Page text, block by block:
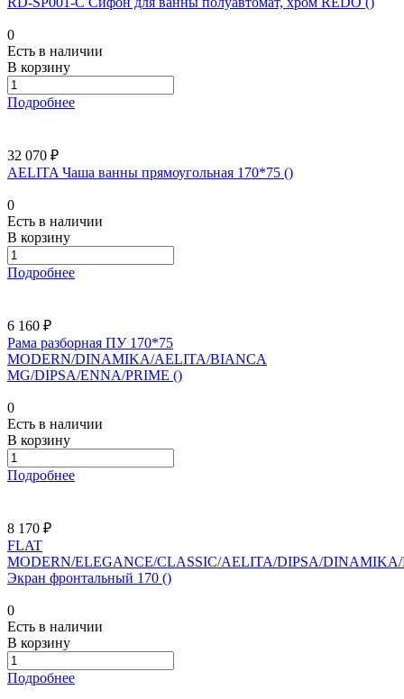
0
Есть в наличии
В корзину
Подробнее
32 070 ₽
AELITA Чаша ванны прямоугольная 170*75 ()
0
Есть в наличии
В корзину
Подробнее
6 160 ₽
Рама разборная ПУ 170*75
MODERN/DINAMIKA/AELITA/BIANCA
MG/DIPSA/ENNA/PRIME ()
0
Есть в наличии
В корзину
Подробнее
8 170 ₽
FLAT
MODERN/ELEGANCE/CLASSIC/AELITA/DIPSA/
Экран фронтальный 170 ()
0
Есть в наличии
В корзину
Подробнее